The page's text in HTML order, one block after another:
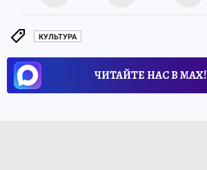
КУЛЬТУРА
ЧИТАЙТЕ НАС В МАХ!